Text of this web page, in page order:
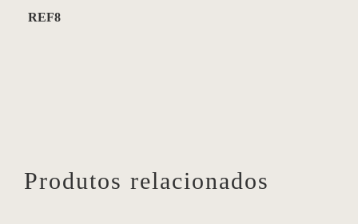
REF8
Produtos relacionados